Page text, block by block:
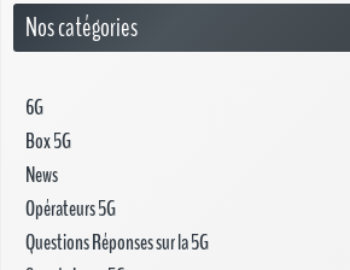
Nos catégories
6G
Box 5G
News
Opérateurs 5G
Questions Réponses sur la 5G